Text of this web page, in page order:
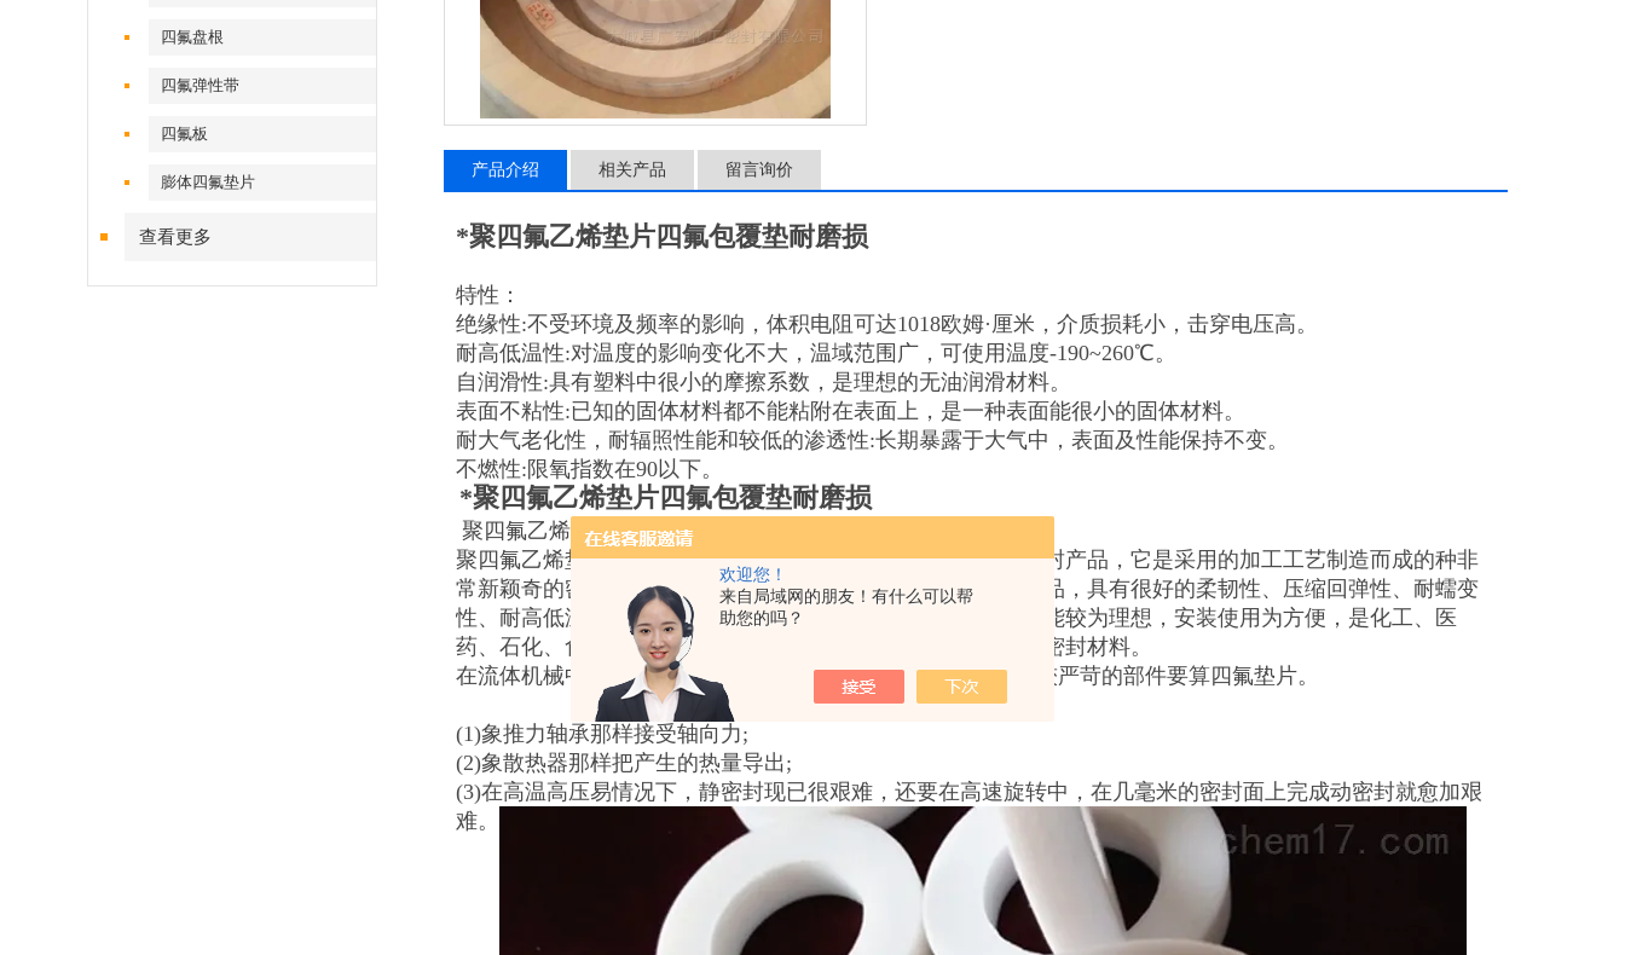
欢迎您！
来自局域网的朋友！有什么可以帮
助您的吗？
四氟盘根
四氟弹性带
四氟板
膨体四氟垫片
查看更多
产品介绍 相关产品 留言询价
*聚四氟乙烯垫片四氟包覆垫耐磨损
特性：
绝缘性:不受环境及频率的影响，体积电阻可达1018欧姆·厘米，介质损耗小，击穿电压高。
耐高低温性:对温度的影响变化不大，温域范围广，可使用温度-190~260℃。
自润滑性:具有塑料中很小的摩擦系数，是理想的无油润滑材料。
表面不粘性:已知的固体材料都不能粘附在表面上，是一种表面能很小的固体材料。
耐大气老化性，耐辐照性能和较低的渗透性:长期暴露于大气中，表面及性能保持不变。
不燃性:限氧指数在90以下。
*聚四氟乙烯垫片四氟包覆垫耐磨损
聚四氟乙烯垫片的应用
聚四氟乙烯垫片是新型的密封产品，可以取代垫片、垫圈等密封产品，它是采用的加工工艺制造而成的种非
常新颖奇的密封材料。它是种连续带状的白色纯聚四氟乙烯制品，具有很好的柔韧性、压缩回弹性、耐蠕变
性、耐高低温性及优异的耐性、不老化性、自润滑性。密封性能较为理想，安装使用为方便，是化工、医
药、石化、食品饮料、电子、电力、冶金、船舶等行业理想的密封材料。
在流体机械中(如泵、压缩机、拌和釜、离心机等)，作业条件较严苛的部件要算四氟垫片。
(1)象推力轴承那样接受轴向力;
(2)象散热器那样把产生的热量导出;
(3)在高温高压易情况下，静密封现已很艰难，还要在高速旋转中，在几毫米的密封面上完成动密封就愈加艰
难。